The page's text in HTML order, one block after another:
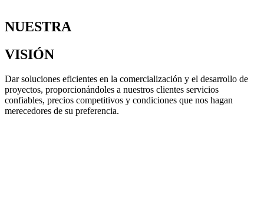
NUESTRA
VISIÓN
Dar soluciones eficientes en la comercialización y el desarrollo de
proyectos, proporcionándoles a nuestros clientes servicios
confiables, precios competitivos y condiciones que nos hagan
merecedores de su preferencia.